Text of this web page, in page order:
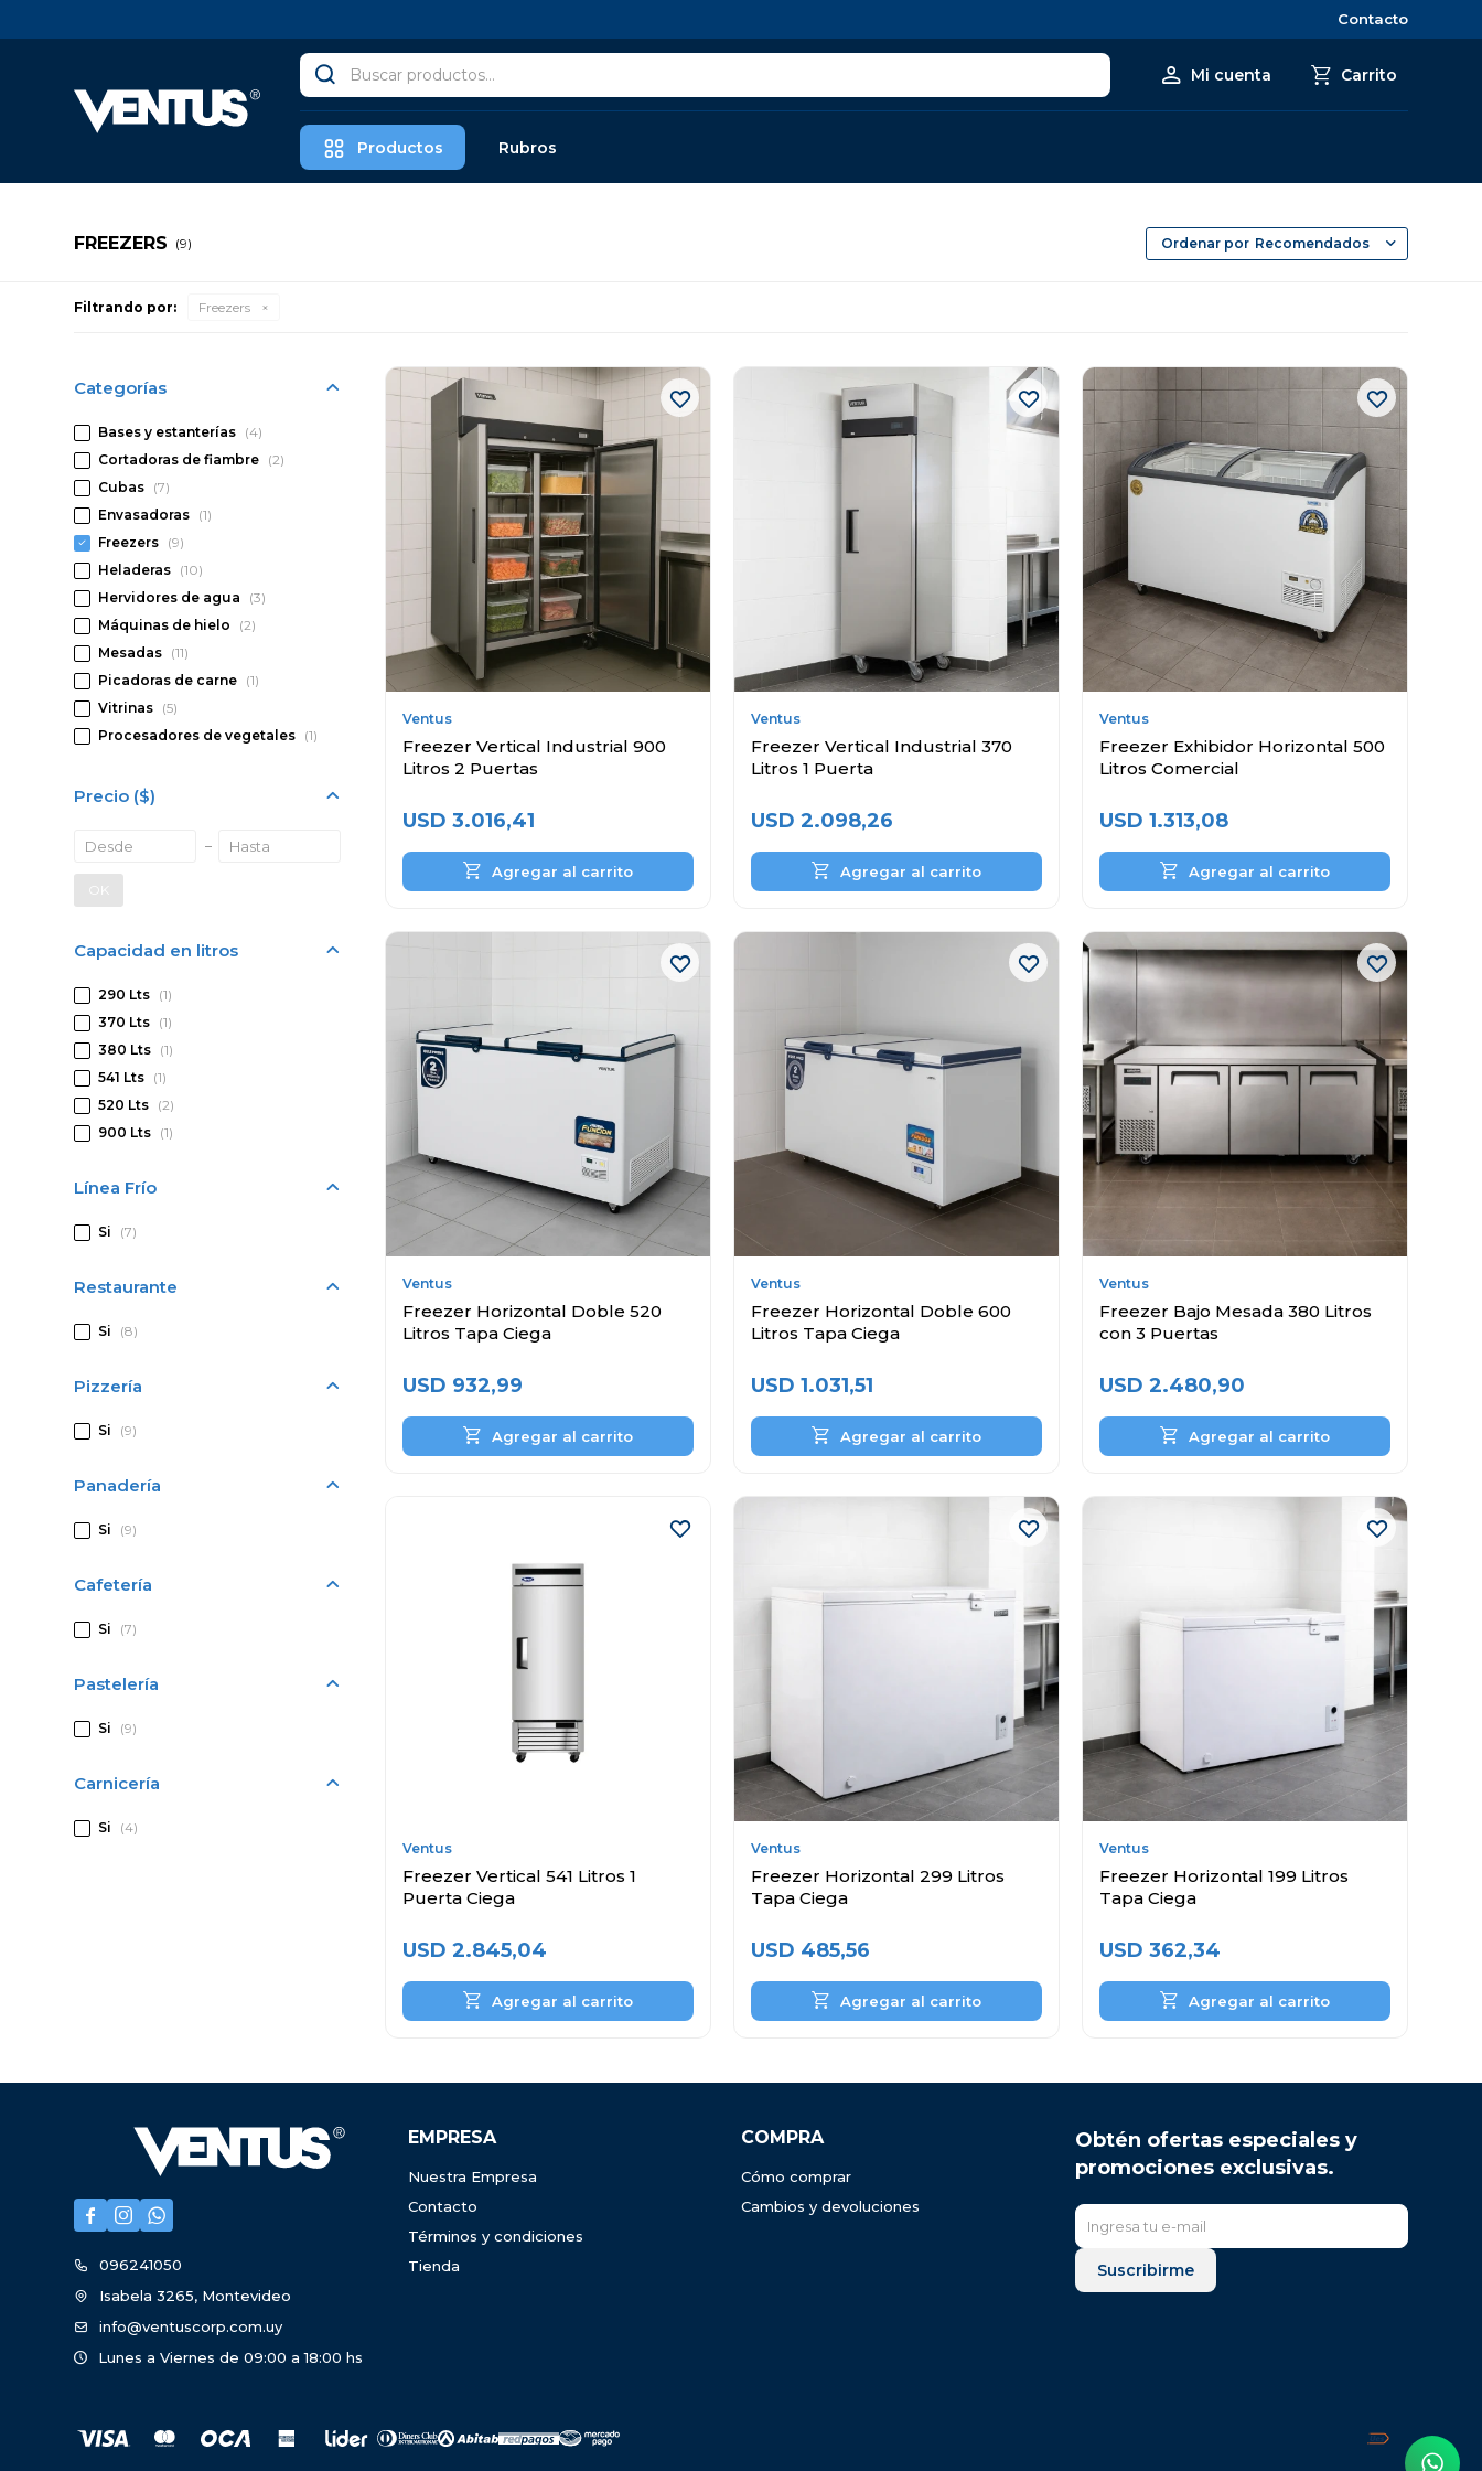
Productos Rubros
Contacto
FREEZERS (9) Recomendados
Filtrando por: Freezers
Ventus
Freezer Vertical Industrial 900
Litros 2 Puertas
USD 3.016,41
Ventus
Freezer Vertical Industrial 370
Litros 1 Puerta
USD 2.098,26
Ventus
Freezer Exhibidor Horizontal 500
Litros Comercial
USD 1.313,08
Ventus
Freezer Horizontal Doble 520
Litros Tapa Ciega
USD 932,99
Ventus
Freezer Horizontal Doble 600
Litros Tapa Ciega
USD 1.031,51
Ventus
Freezer Bajo Mesada 380 Litros
con 3 Puertas
USD 2.480,90
Ventus
Freezer Vertical 541 Litros 1
Puerta Ciega
USD 2.845,04
Ventus
Freezer Horizontal 299 Litros
Tapa Ciega
USD 485,56
Ventus
Freezer Horizontal 199 Litros
Tapa Ciega
USD 362,34
Categorías
Bases y estanterías (4)
Cortadoras de fiambre (2)
Cubas (7)
Envasadoras (1)
Freezers (9)
Heladeras (10)
Hervidores de agua
(3)
Máquinas de hielo
(2)
Mesadas (11)
Picadoras de carne (1)
Vitrinas (5)
Procesadores de vegetales (1)
Precio ($)
OK
Capacidad en litros
290 Lts (1)
370 Lts (1)
380 Lts (1)
541 Lts (1)
520 Lts (2)
900 Lts (1)
Línea Frío
Si (7)
Restaurante
Si (8)
Pizzería
Si (9)
Panadería
Si (9)
Cafetería
Si (7)
Pastelería
Si (9)
Carnicería
Si (4)
  
096241050
Isabela 3265, Montevideo
info@ventuscorp.com.uy
Lunes a Viernes de 09:00 a 18:00 hs
EMPRESA
Nuestra Empresa
Contacto
Términos y condiciones
Tienda
COMPRA
Cómo comprar
Cambios y devoluciones
Obtén ofertas especiales y
promociones exclusivas.
Suscribirme